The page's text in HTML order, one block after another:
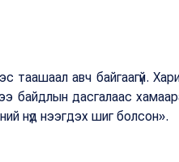
таашаал авч байгаагүй.
байдлын дасгалаас
нүд нээгдэх шиг болсон».